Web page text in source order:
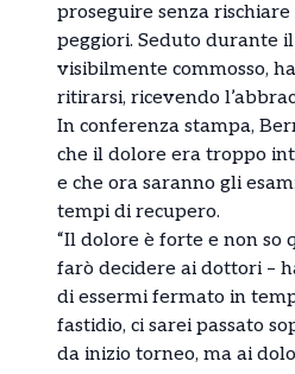
proseguire senza rischiare
peggiori. Seduto durante
visibilmente commosso,
ritirarsi, ricevendo
In conferenza stampa,
che il dolore era troppo
e che ora saranno gli
tempi di recupero.
“Il dolore è forte e non so
farò decidere ai dottori –
di essermi fermato in
fastidio, ci sarei passato
da inizio torneo, ma ai